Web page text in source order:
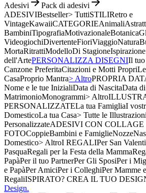
Adesivi
Pack di adesivi
ADESIVIBestseller> TuttiSTILIRetro e
VintageKawaiiCATEGORIEAnimali
BambiniTipografiaMotivazionaleBotanica
VideogiochiDivertenteFioriViaggioNatura
MortaRitrattiModelloDi Stagione
dell'ArtePERSONALIZZA DISEGNIIl tuo
Canzone PreferitaCitazioni e Motti Propri
CasaProprio Mantra> AltroPROPRIA
Nome e le tue InizialiData di NascitaData di
MatrimonioMonogrammi> Altro
PERSONALIZZATELa tua FamigliaI
DomesticoLa tua Casa> Tutte le Illustrazioni
PersonalizzateADESIVI CON COLLAGE
FOTOCoppieBambini e FamiglieNozze
Domestico> AltroI REGALIPer San
PasquaRegali per la Festa della Mamma
PapàPer il tuo PartnerPer Gli SposiPer i
e PapàPer AmiciPer i ColleghiPer Mamme
RegaliISPIRATO? CREA IL TUO
Design.